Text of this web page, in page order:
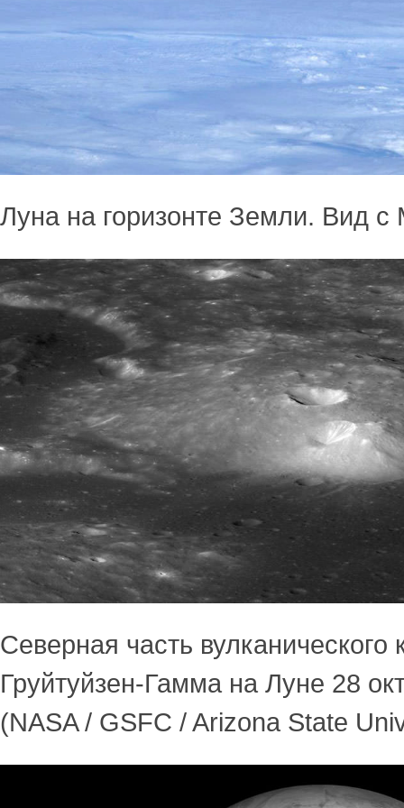
Луна на горизонте Земли. Вид
Северная часть вулканического
Груйтуйзен-Гамма на Луне 28
(NASA / GSFC / Arizona State